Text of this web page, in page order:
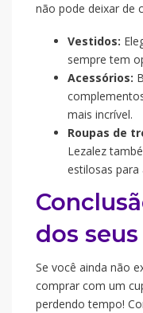
não pode deixar de
Vestidos:
sempre tem
Acessórios:
mais incrível.
Roupas de
Lezalez
estilosas para
dos
Se você ainda não
comprar com um
perdendo tempo!